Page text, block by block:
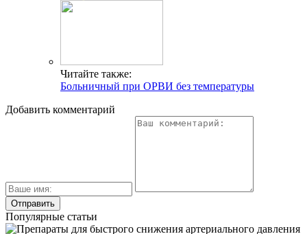
Читайте также:
Больничный при ОРВИ без температуры
Добавить комментарий
Популярные статьи